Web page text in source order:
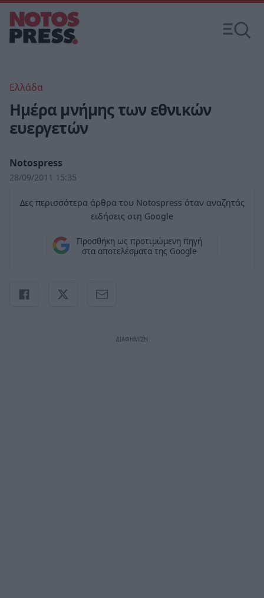
Ελλάδα
Ημέρα μνήμης των εθνικών
ευεργετών
Notospress
28/09/2011 15:35
Δες περισσότερα άρθρα του Notospress όταν αναζητάς
ειδήσεις στη Google
Προσθήκη ως προτιμώμενη πηγή
στα αποτελέσματα της Google